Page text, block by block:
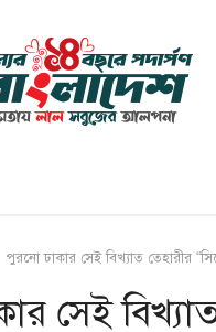
পুরনো ঢাকার সেই বিখ্যাত তেহারীর
সেই